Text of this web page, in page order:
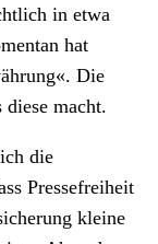
in etwa
hat
Die
diese macht.
die
Pressefreiheit
kleine